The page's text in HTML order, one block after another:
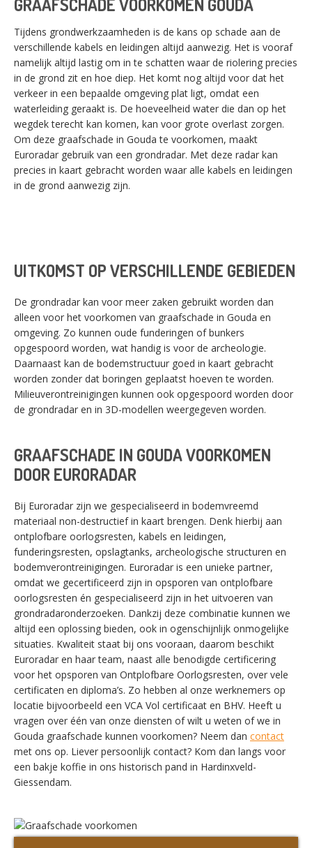
GRAAFSCHADE VOORKOMEN GOUDA
Tijdens grondwerkzaamheden is de kans op schade aan de
verschillende kabels en leidingen altijd aanwezig. Het is vooraf
namelijk altijd lastig om in te schatten waar de riolering precies
in de grond zit en hoe diep. Het komt nog altijd voor dat het
verkeer in een bepaalde omgeving plat ligt, omdat een
waterleiding geraakt is. De hoeveelheid water die dan op het
wegdek terecht kan komen, kan voor grote overlast zorgen.
Om deze graafschade in Gouda te voorkomen, maakt
Euroradar gebruik van een grondradar. Met deze radar kan
precies in kaart gebracht worden waar alle kabels en leidingen
in de grond aanwezig zijn.
UITKOMST OP VERSCHILLENDE GEBIEDEN
De grondradar kan voor meer zaken gebruikt worden dan
alleen voor het voorkomen van graafschade in Gouda en
omgeving. Zo kunnen oude funderingen of bunkers
opgespoord worden, wat handig is voor de archeologie.
Daarnaast kan de bodemstructuur goed in kaart gebracht
worden zonder dat boringen geplaatst hoeven te worden.
Milieuverontreinigingen kunnen ook opgespoord worden door
de grondradar en in 3D-modellen weergegeven worden.
GRAAFSCHADE IN GOUDA VOORKOMEN
DOOR EURORADAR
Bij Euroradar zijn we gespecialiseerd in bodemvreemd
materiaal non-destructief in kaart brengen. Denk hierbij aan
ontplofbare oorlogsresten, kabels en leidingen,
funderingsresten, opslagtanks, archeologische structuren en
bodemverontreinigingen. Euroradar is een unieke partner,
omdat we gecertificeerd zijn in opsporen van ontplofbare
oorlogsresten én gespecialiseerd zijn in het uitvoeren van
grondradaronderzoeken. Dankzij deze combinatie kunnen we
altijd een oplossing bieden, ook in ogenschijnlijk onmogelijke
situaties. Kwaliteit staat bij ons vooraan, daarom beschikt
Euroradar en haar team, naast alle benodigde certificering
voor het opsporen van Ontplofbare Oorlogsresten, over vele
certificaten en diploma’s. Zo hebben al onze werknemers op
locatie bijvoorbeeld een VCA Vol certificaat en BHV. Heeft u
vragen over één van onze diensten of wilt u weten of we in
Gouda graafschade kunnen voorkomen? Neem dan contact
met ons op. Liever persoonlijk contact? Kom dan langs voor
een bakje koffie in ons historisch pand in Hardinxveld-
Giessendam.